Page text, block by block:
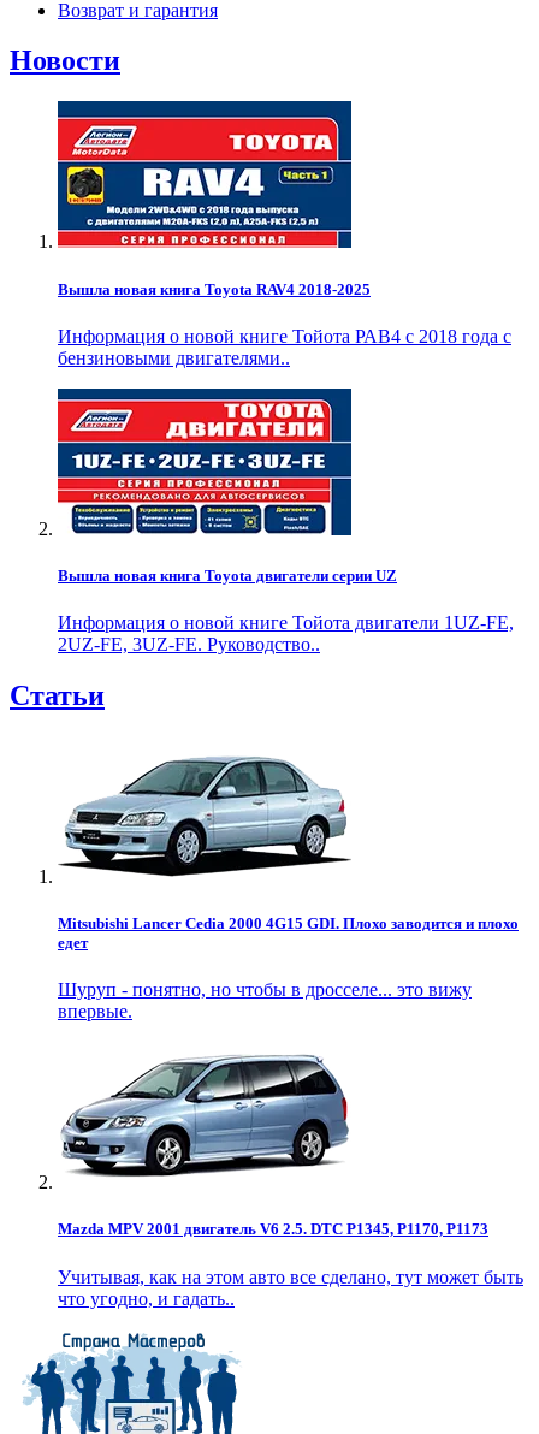
Возврат и гарантия
Новости
Вышла новая книга Toyota RAV4 2018-2025
Информация о новой книге Тойота РАВ4 с 2018 года с
бензиновыми двигателями..
Вышла новая книга Toyota двигатели серии UZ
Информация о новой книге Тойота двигатели 1UZ-FE,
2UZ-FE, 3UZ-FE. Руководство..
Статьи
Mitsubishi Lancer Cedia 2000 4G15 GDI. Плохо заводится и плохо
едет
Шуруп - понятно, но чтобы в дросселе... это вижу
впервые.
Mazda MPV 2001 двигатель V6 2.5. DTC P1345, P1170, P1173
Учитывая, как на этом авто все сделано, тут может быть
что угодно, и гадать..